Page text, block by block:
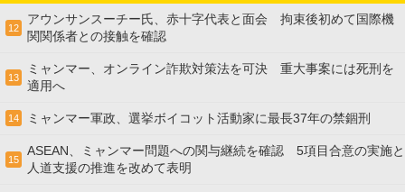
12
アウンサンスーチー氏、赤十字代表と面会 拘束後初めて国際機
関関係者との接触を確認
13
ミャンマー、オンライン詐欺対策法を可決 重大事案には死刑を
適用へ
14 ミャンマー軍政、選挙ボイコット活動家に最長37年の禁錮刑
15
ASEAN、ミャンマー問題への関与継続を確認 5項目合意の実施と
人道支援の推進を改めて表明